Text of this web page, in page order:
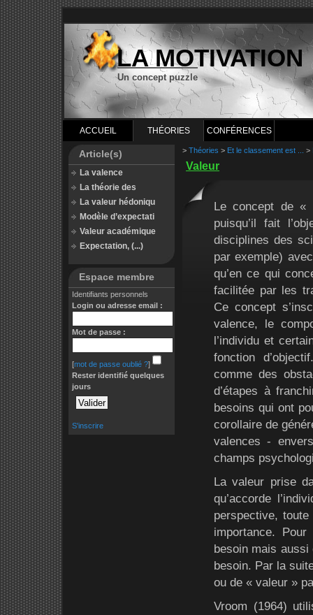
LA MOTIVATION
Un concept puzzle
ACCUEIL THÉORIES CONFÉRENCES
Article(s)
La valence
La théorie des
La valeur hédoniqu
Modèle d’expectati
Valeur académique
Expectation, (...)
Espace membre
Identifiants personnels
Login ou adresse email :
Mot de passe :
[mot de passe oublié ?]
Rester identifié quelques
jours
S'inscrire
> Théories > Et le classement est ... >
Valeur
Le concept de «
puisqu’il fait
disciplines des
par exemple)
qu’en ce qui
facilitée par les
Ce concept
valence, le
l’individu et
fonction
comme des
d’étapes à
besoins qui ont
corollaire de
valences -
champs
La valeur prise
qu’accorde
perspective,
importance.
besoin mais aussi
besoin. Par la
ou de « valeur »
Vroom (1964)